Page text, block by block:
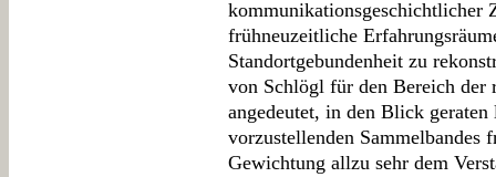
kommunikationsgeschichtlicher
frühneuzeitliche
Standortgebundenheit zu
von Schlögl für den Bereich der
angedeutet, in den Blick
vorzustellenden
Gewichtung allzu sehr dem